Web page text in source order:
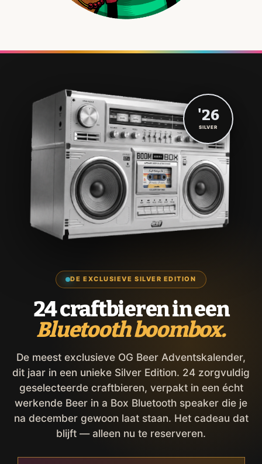
DE EXCLUSIEVE SILVER EDITION
24 craftbieren in een
Bluetooth boombox.
De meest exclusieve OG Beer Adventskalender,
dit jaar in een unieke Silver Edition. 24 zorgvuldig
geselecteerde craftbieren, verpakt in een écht
werkende Beer in a Box Bluetooth speaker die je
na december gewoon laat staan. Het cadeau dat
blijft — alleen nu te reserveren.
'26
SILVER